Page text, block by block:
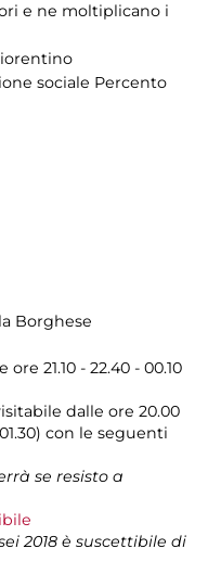
e ne moltiplicano i
sociale Percento
Borghese
21.10 - 22.40 - 00.10
dalle ore 20.00
con le seguenti
se resisto a
2018 è suscettibile di